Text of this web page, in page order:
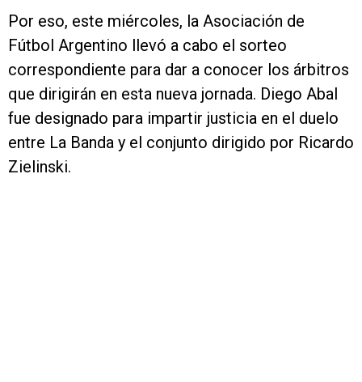
Por eso, este miércoles, la Asociación de
Fútbol Argentino llevó a cabo el sorteo
correspondiente para dar a conocer los árbitros
que dirigirán en esta nueva jornada. Diego Abal
fue designado para impartir justicia en el duelo
entre La Banda y el conjunto dirigido por Ricardo
Zielinski.